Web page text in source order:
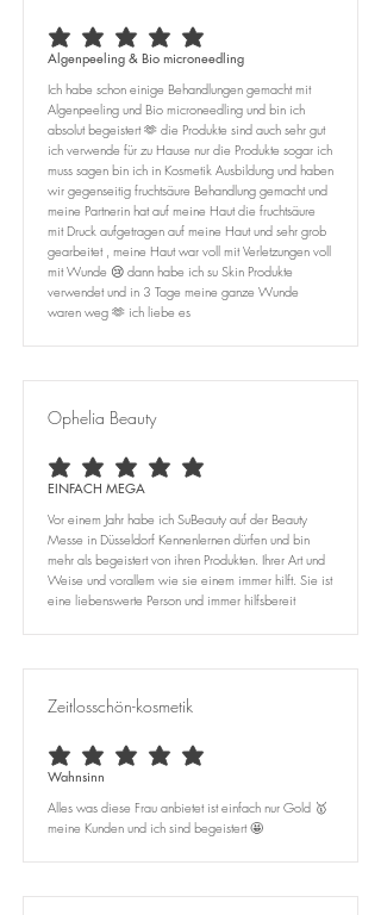
average rating is 5 out of 5
Algenpeeling & Bio microneedling
Ich habe schon einige Behandlungen gemacht mit
Algenpeeling und Bio microneedling und bin ich
absolut begeistert 🫶 die Produkte sind auch sehr gut
ich verwende für zu Hause nur die Produkte sogar ich
muss sagen bin ich in Kosmetik Ausbildung und haben
wir gegenseitig fruchtsäure Behandlung gemacht und
meine Partnerin hat auf meine Haut die fruchtsäure
mit Druck aufgetragen auf meine Haut und sehr grob
gearbeitet , meine Haut war voll mit Verletzungen voll
mit Wunde 😢 dann habe ich su Skin Produkte
verwendet und in 3 Tage meine ganze Wunde
waren weg 🫶 ich liebe es
Ophelia Beauty
average rating is 5 out of 5
EINFACH MEGA
Vor einem Jahr habe ich SuBeauty auf der Beauty
Messe in Düsseldorf Kennenlernen dürfen und bin
mehr als begeistert von ihren Produkten. Ihrer Art und
Weise und vorallem wie sie einem immer hilft. Sie ist
eine liebenswerte Person und immer hilfsbereit
Zeitlosschön-kosmetik
average rating is 5 out of 5
Wahnsinn
Alles was diese Frau anbietet ist einfach nur Gold 🥇
meine Kunden und ich sind begeistert 🤩